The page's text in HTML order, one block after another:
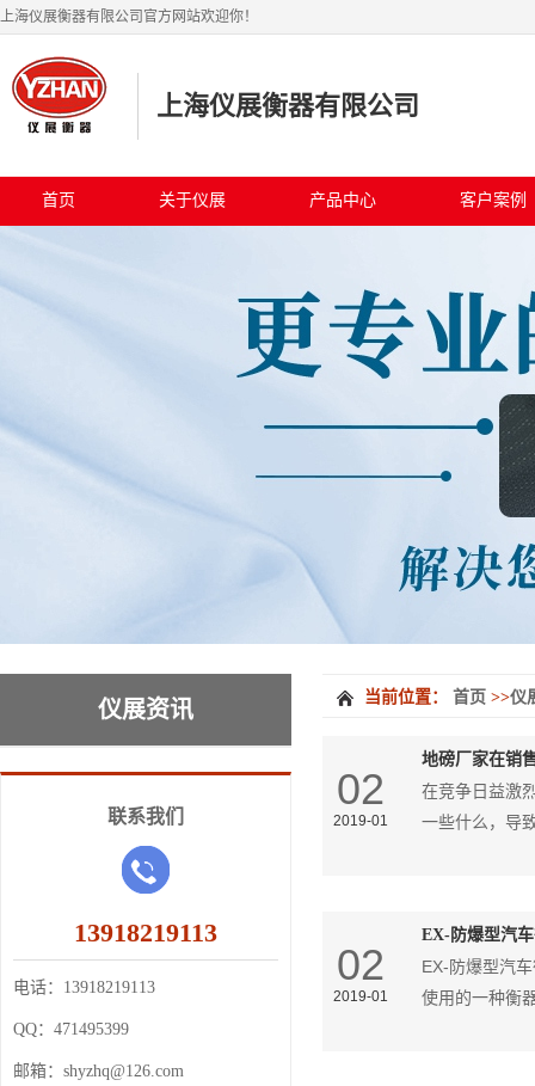
上海仪展衡器有限公司官方网站欢迎你！
上海仪展衡器有限公司
首页 关于仪展 产品中心 客户案例
仪展资讯
联系我们
13918219113
电话： 13918219113
QQ： 471495399
邮箱： shyzhq@126.com
当前位置： 首页 >>仪
02
2019-01
地磅厂家在销
在竞争日益激
一些什么，导
02
2019-01
EX-防爆型汽
EX-防爆型汽
使用的一种衡